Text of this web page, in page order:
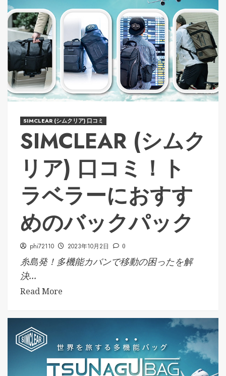
SIMCLEAR (シムクリア) 口コミ
SIMCLEAR (シムク
リア) 口コミ！ト
ラベラーにおすす
めのバックパック
phi72110 2023年10月2日 0
糸島発！多機能カバンで移動の困ったを解
決...
Read More